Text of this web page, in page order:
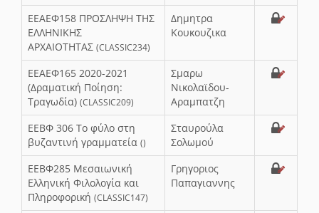
ΕΕΑΕΦ158 ΠΡΟΣΛΗΨΗ ΤΗΣ
ΕΛΛΗΝΙΚΗΣ
ΑΡΧΑΙΟΤΗΤΑΣ (CLASSIC234)
Δημητρα
Κουκουζικα
ΕΕΑΕΦ165 2020-2021
(Δραματική Ποίηση:
Τραγωδία) (CLASSIC209)
Σμαρω
Νικολαϊδου-
Αραμπατζη
ΕΕΒΦ 306 Το φύλο στη
βυζαντινή γραμματεία ()
Σταυρούλα
Σολωμού
ΕΕΒΦ285 Μεσαιωνική
Ελληνική Φιλολογία και
Πληροφορική (CLASSIC147)
Γρηγοριος
Παπαγιαννης